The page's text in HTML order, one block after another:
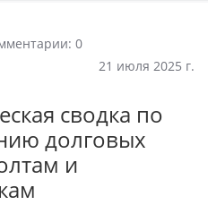
0
21 июля 2025 г.
сводка по
долговых
и